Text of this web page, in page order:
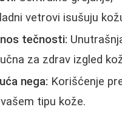
vetrovi isušuju
tečnosti:
za zdrav izgled
nega: Korišćenje
tipu kože.